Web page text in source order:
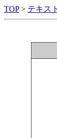
TOP> テキス